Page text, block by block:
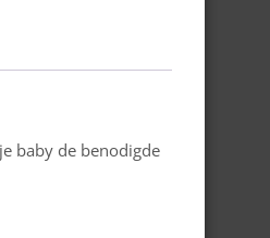
baby de benodigde